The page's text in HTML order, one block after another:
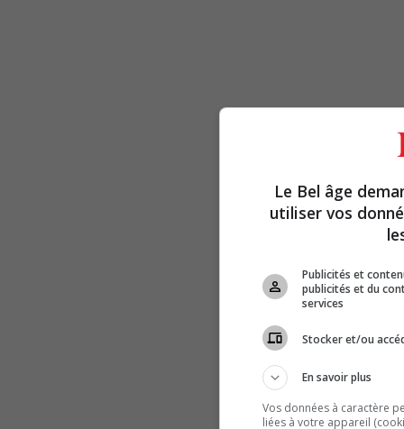
Le Bel âge
utiliser vos
Publicités et
publicités et du
services
Stocker et/ou
En savoir plus
Vos données à caractère
liées à votre appareil